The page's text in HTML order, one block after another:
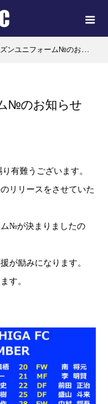
ニフォーム№のお知らせ(№21-048）
№のお知らせ
有難うございます。
リリースをさせていた
ム№が決まりましたの
が励みになります。
す。